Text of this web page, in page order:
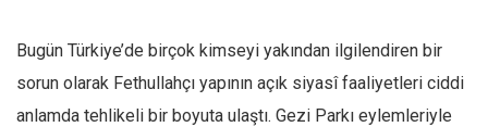
Twitter
Bugün Türkiye’de birçok kimseyi yakından ilgilendiren bir
sorun olarak Fethullahçı yapının açık siyasî faaliyetleri ciddi
anlamda tehlikeli bir boyuta ulaştı. Gezi Parkı eylemleriyle